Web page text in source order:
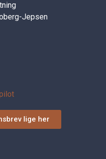
Jepsen
lige her